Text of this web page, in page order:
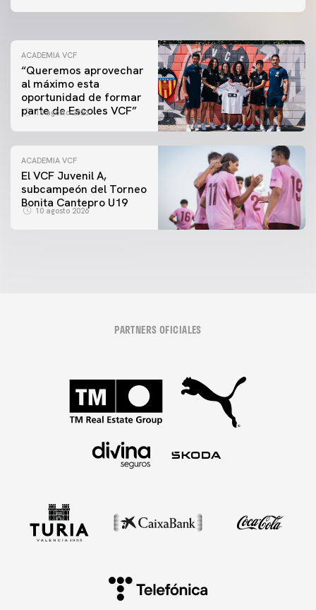
ACADEMIA VCF
“Queremos aprovechar
al máximo esta
oportunidad de formar
parte de Escoles VCF”
10 agosto 2026
ACADEMIA VCF
El VCF Juvenil A,
subcampeón del Torneo
Bonita Cantepro U19
10 agosto 2026
PARTNERS OFICIALES